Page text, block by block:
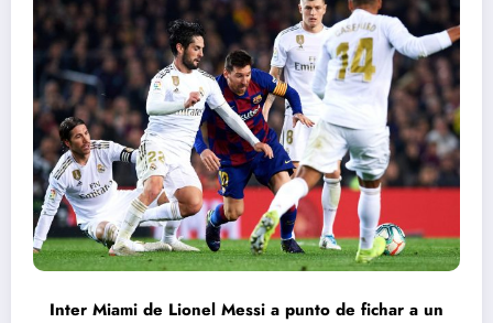
Inter Miami de Lionel Messi a punto de fichar a un